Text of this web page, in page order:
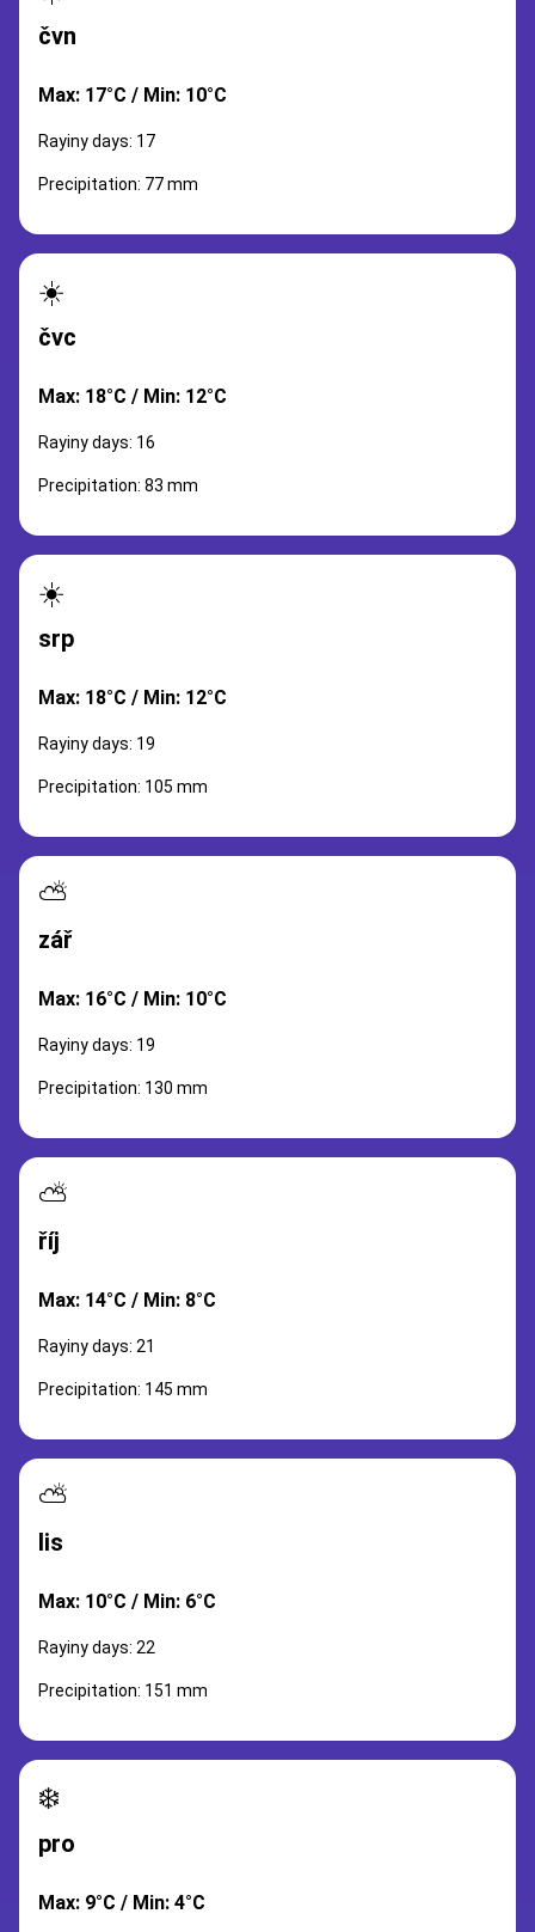
čvn
Max: 17°C / Min: 10°C
Rayiny days: 17
Precipitation: 77 mm
☀️
čvc
Max: 18°C / Min: 12°C
Rayiny days: 16
Precipitation: 83 mm
☀️
srp
Max: 18°C / Min: 12°C
Rayiny days: 19
Precipitation: 105 mm
⛅
zář
Max: 16°C / Min: 10°C
Rayiny days: 19
Precipitation: 130 mm
⛅
říj
Max: 14°C / Min: 8°C
Rayiny days: 21
Precipitation: 145 mm
⛅
lis
Max: 10°C / Min: 6°C
Rayiny days: 22
Precipitation: 151 mm
❄️
pro
Max: 9°C / Min: 4°C